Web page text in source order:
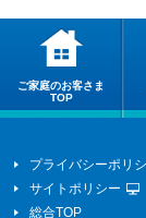
ご家庭のお客さま
TOP
プライバシーポリ
サイトポリシー
総合TOP